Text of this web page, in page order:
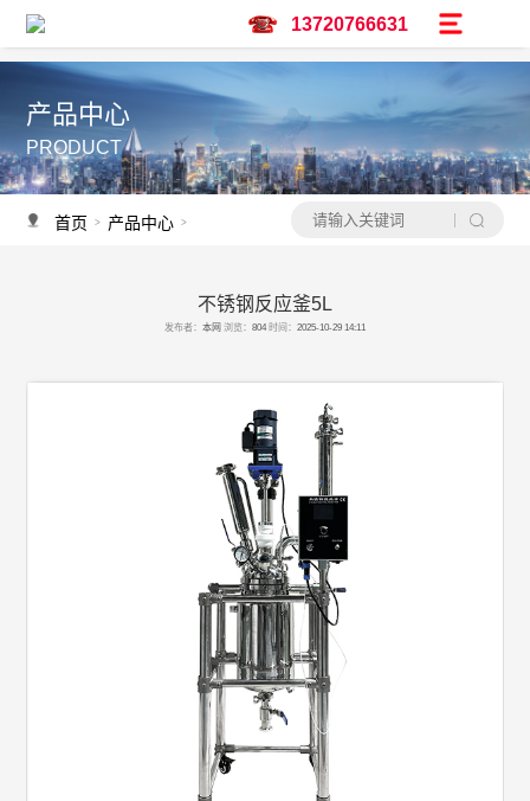
13720766631
产品中心
PRODUCT
首页 > 产品中心 > 不锈钢反应釜
不锈钢反应釜5L
发布者： 本网 浏览： 804 时间： 2025-10-29 14:11